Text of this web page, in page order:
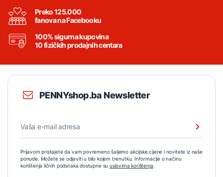
Preko 125.000
fanova na Facebooku
100% sigurna kupovina
10 fizičkih prodajnih centara
PENNYshop.ba Newsletter
Prijavom pristajete da vam povremeno šaljemo akcijske cijene i novitete iz naše
ponude. Možete se odjaviti u bilo kojem trenutku. Informacije o načinu
korištenja ličnih podataka dostupne su uslovima korištenja.